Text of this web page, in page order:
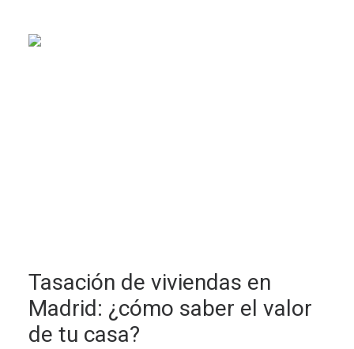
Tasación de viviendas en
Madrid: ¿cómo saber el valor
de tu casa?